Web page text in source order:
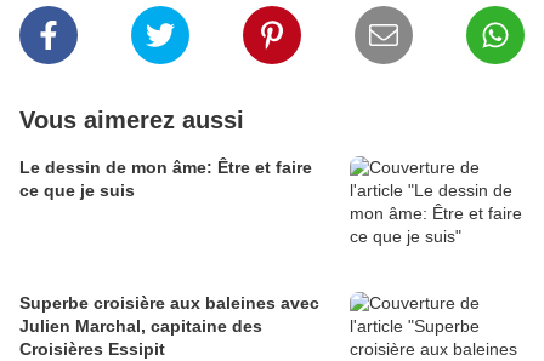
Vous aimerez aussi
Le dessin de mon âme: Être et faire
ce que je suis
Superbe croisière aux baleines avec
Julien Marchal, capitaine des
Croisières Essipit